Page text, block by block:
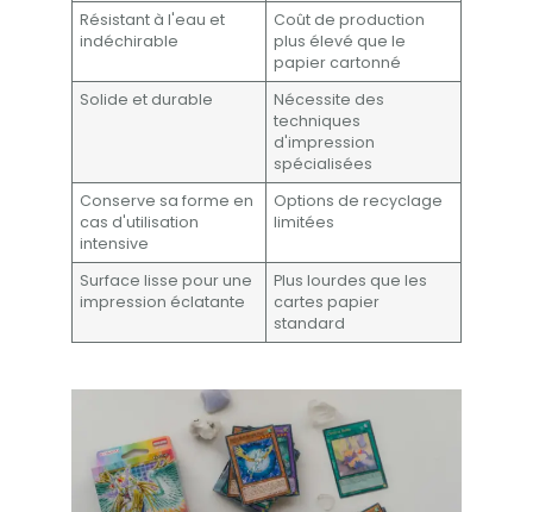
Résistant à l'eau et
indéchirable
Coût de production
plus élevé que le
papier cartonné
Solide et durable
Nécessite des
techniques
d'impression
spécialisées
Conserve sa forme en
cas d'utilisation
intensive
Options de recyclage
limitées
Surface lisse pour une
impression éclatante
Plus lourdes que les
cartes papier
standard